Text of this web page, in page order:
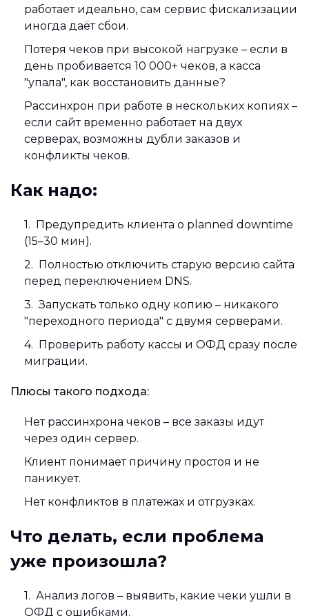
работает идеально, сам сервис фискализации
иногда даёт сбои.
Потеря чеков при высокой нагрузке – если в
день пробивается 10 000+ чеков, а касса
"упала", как восстановить данные?
Рассинхрон при работе в нескольких копиях –
если сайт временно работает на двух
серверах, возможны дубли заказов и
конфликты чеков.
Как надо:
Предупредить клиента о planned downtime
(15–30 мин).
Полностью отключить старую версию сайта
перед переключением DNS.
Запускать только одну копию – никакого
"переходного периода" с двумя серверами.
Проверить работу кассы и ОФД сразу после
миграции.
Плюсы такого подхода:
Нет рассинхрона чеков – все заказы идут
через один сервер.
Клиент понимает причину простоя и не
паникует.
Нет конфликтов в платежах и отгрузках.
Что делать, если проблема
уже произошла?
Анализ логов – выявить, какие чеки ушли в
ОФД с ошибками.